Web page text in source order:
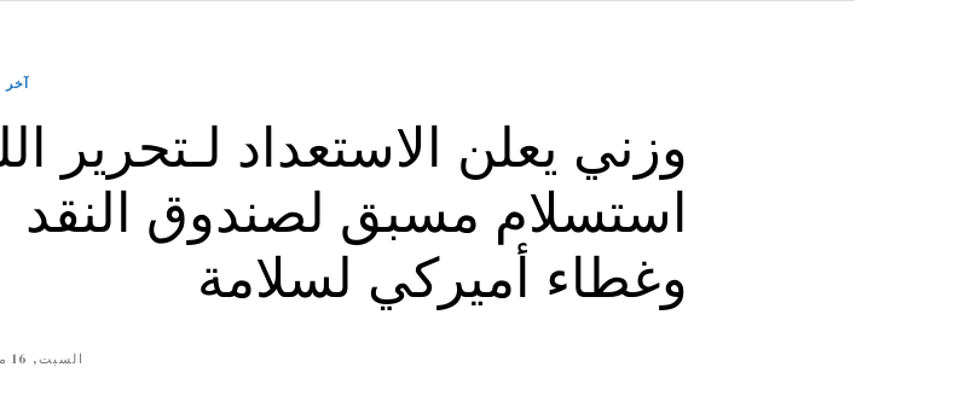
آخر
وزني يعلن الاستعداد لـتحرير
استسلام مسبق لصندوق النقد
وغطاء أميركي لسلامة
السبت, 16 مايو 2020, 7:49